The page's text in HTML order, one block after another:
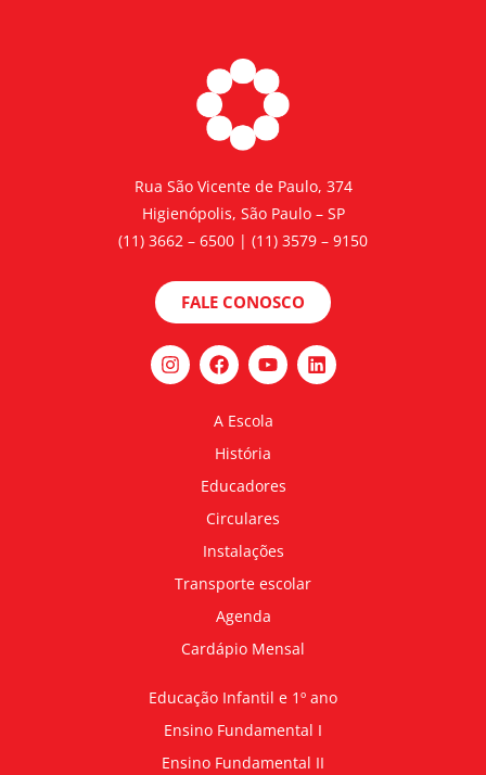
Rua São Vicente de Paulo, 374
Higienópolis, São Paulo – SP
(11) 3662 – 6500 | (11) 3579 – 9150
FALE CONOSCO
A Escola
História
Educadores
Circulares
Instalações
Transporte escolar
Agenda
Cardápio Mensal
Educação Infantil e 1º ano
Ensino Fundamental I
Ensino Fundamental II